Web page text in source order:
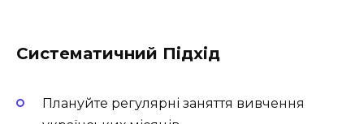
Систематичний Підхід
Плануйте регулярні заняття вивчення